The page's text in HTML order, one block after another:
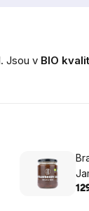
Jsou v BIO
g